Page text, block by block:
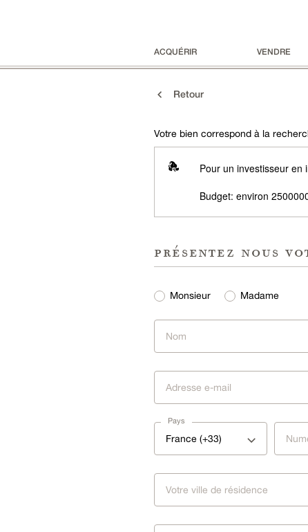
ACQUÉRIR VENDRE
Retour
Votre bien correspond à la
Pour un investisseur en
Budget: environ
présentez nous
Monsieur Madame
Pays
France (+33)